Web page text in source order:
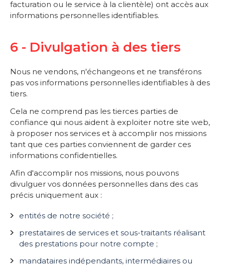
facturation ou le service à la clientèle) ont accès aux
informations personnelles identifiables.
6 - Divulgation à des tiers
Nous ne vendons, n'échangeons et ne transférons
pas vos informations personnelles identifiables à des
tiers.
Cela ne comprend pas les tierces parties de
confiance qui nous aident à exploiter notre site web,
à proposer nos services et à accomplir nos missions
tant que ces parties conviennent de garder ces
informations confidentielles.
Afin d'accomplir nos missions, nous pouvons
divulguer vos données personnelles dans des cas
précis uniquement aux :
entités de notre société ;
prestataires de services et sous-traitants réalisant
des prestations pour notre compte ;
mandataires indépendants, intermédiaires ou